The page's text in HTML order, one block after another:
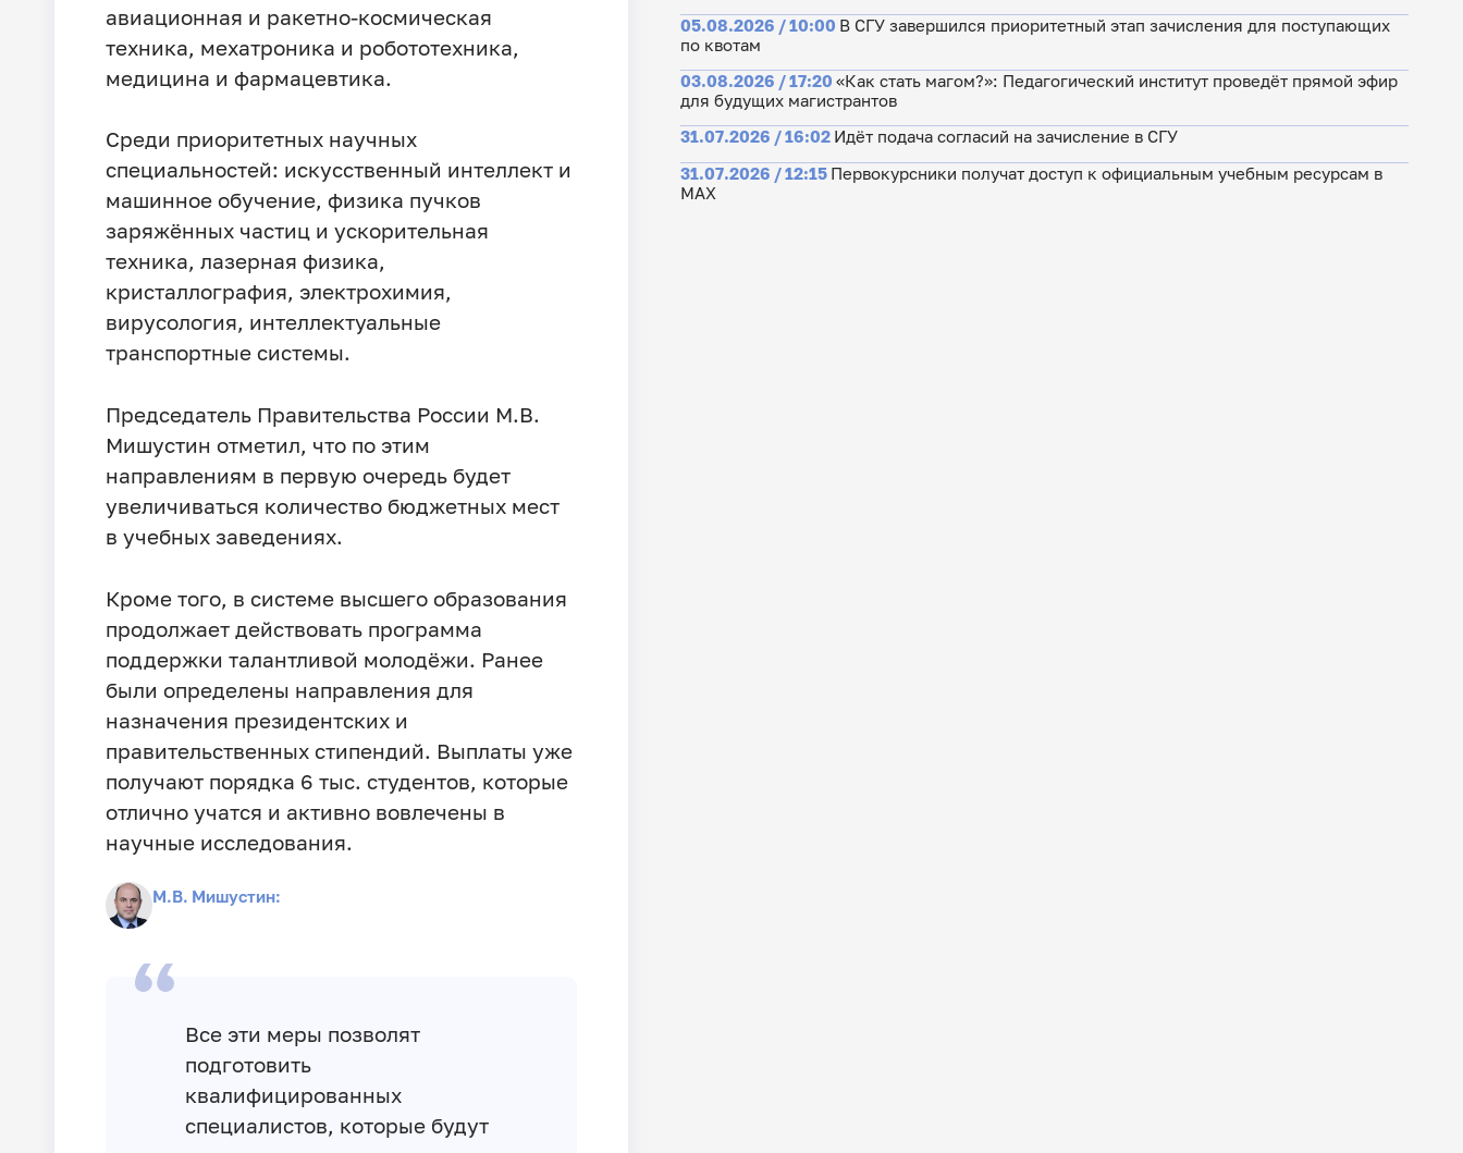
авиационная и ракетно-космическая
техника, мехатроника и робототехника,
медицина и фармацевтика.
Среди приоритетных научных
специальностей: искусственный интеллект и
машинное обучение, физика пучков
заряжённых частиц и ускорительная
техника, лазерная физика,
кристаллография, электрохимия,
вирусология, интеллектуальные
транспортные системы.
Председатель Правительства России М.В.
Мишустин отметил, что по этим
направлениям в первую очередь будет
увеличиваться количество бюджетных мест
в учебных заведениях.
Кроме того, в системе высшего образования
продолжает действовать программа
поддержки талантливой молодёжи. Ранее
были определены направления для
назначения президентских и
правительственных стипендий. Выплаты уже
получают порядка 6 тыс. студентов, которые
отлично учатся и активно вовлечены в
научные исследования.
М.В. Мишустин:
Все эти меры позволят
подготовить
квалифицированных
специалистов, которые будут
05.08.2026 / 10:00 В СГУ завершился приоритетный этап зачисления для поступающих
по квотам
03.08.2026 / 17:20 «Как стать магом?»: Педагогический институт проведёт прямой эфир
для будущих магистрантов
31.07.2026 / 16:02 Идёт подача согласий на зачисление в СГУ
31.07.2026 / 12:15 Первокурсники получат доступ к официальным учебным ресурсам в
МАХ